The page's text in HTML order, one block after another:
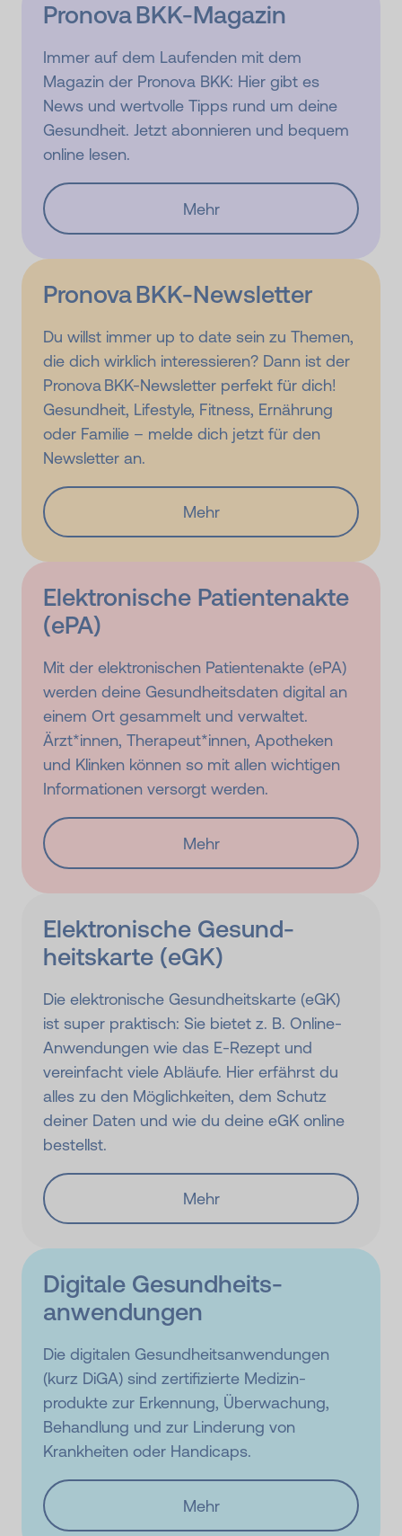
Pronova BKK-Magazin
Immer auf dem Laufenden mit dem
Magazin der Pronova BKK: Hier gibt es
News und wertvolle Tipps rund um deine
Gesundheit. Jetzt abonnieren und bequem
online lesen.
Mehr
Pronova BKK-Newsletter
Du willst immer up to date sein zu Themen,
die dich wirklich interessieren? Dann ist der
Pronova BKK-Newsletter perfekt für dich!
Gesundheit, Lifestyle, Fitness, Ernährung
oder Familie – melde dich jetzt für den
Newsletter an.
Mehr
Elektro­nische Patienten­akte
(ePA)
Mit der elektronischen Patientenakte (ePA)
werden deine Gesundheitsdaten digital an
einem Ort gesammelt und verwaltet.
Ärzt*innen, Therapeut*innen, Apotheken
und Klinken können so mit allen wichtigen
Informationen versorgt werden.
Mehr
Elektronische Gesund­
heitskarte (eGK)
Die elektronische Gesundheitskarte (eGK)
ist super praktisch: Sie bietet z. B. Online-
Anwendungen wie das E-Rezept und
vereinfacht viele Abläufe. Hier erfährst du
alles zu den Möglichkeiten, dem Schutz
deiner Daten und wie du deine eGK online
bestellst.
Mehr
Digitale Gesundheits­
anwendungen
Die digitalen Gesundheits­anwendungen
(kurz DiGA) sind zertifizierte Medizin­
produkte zur Erkennung, Überwachung,
Behandlung und zur Linderung von
Krankheiten oder Handicaps.
Mehr